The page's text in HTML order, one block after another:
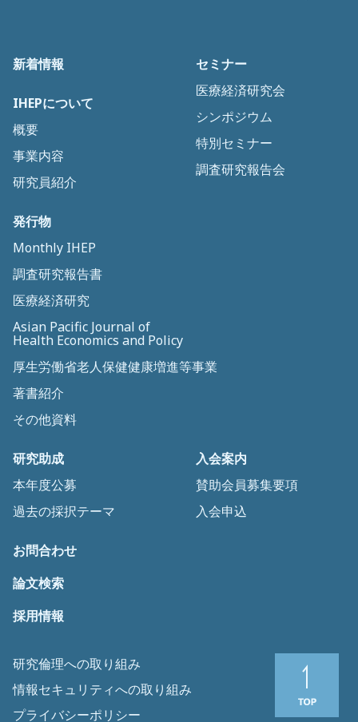
新着情報
IHEPについて
概要
事業内容
研究員紹介
セミナー
医療経済研究会
シンポジウム
特別セミナー
調査研究報告会
発行物
Monthly IHEP
調査研究報告書
医療経済研究
Asian Pacific Journal of
Health Economics and Policy
厚生労働省老人保健健康増進等事業
著書紹介
その他資料
研究助成
本年度公募
過去の採択テーマ
入会案内
賛助会員募集要項
入会申込
お問合わせ
論文検索
採用情報
研究倫理への取り組み
情報セキュリティへの取り組み
プライバシーポリシー